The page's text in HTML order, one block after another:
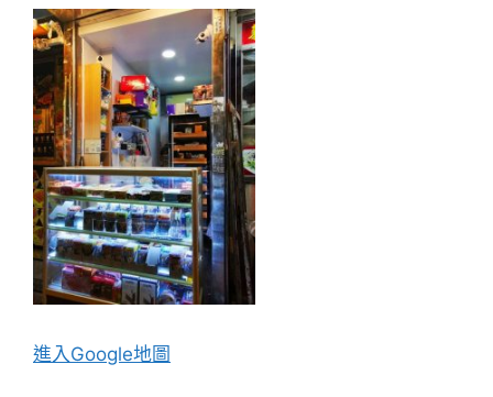
進入Google地圖